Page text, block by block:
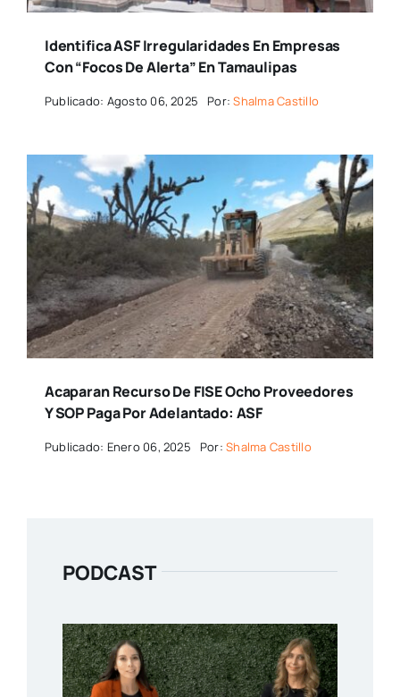
Identifica ASF Irregularidades En Empresas
Con “focos De Alerta” En Tamaulipas
Publicado: Agosto 06, 2025 Por:Shalma Castillo
Acaparan Recurso De FISE Ocho Proveedores
Y SOP Paga Por Adelantado: ASF
Publicado: Enero 06, 2025 Por:Shalma Castillo
PODCAST